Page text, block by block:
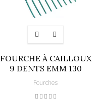
FOURCHE À CAILLOUX
9 DENTS EMM 130
Fourches